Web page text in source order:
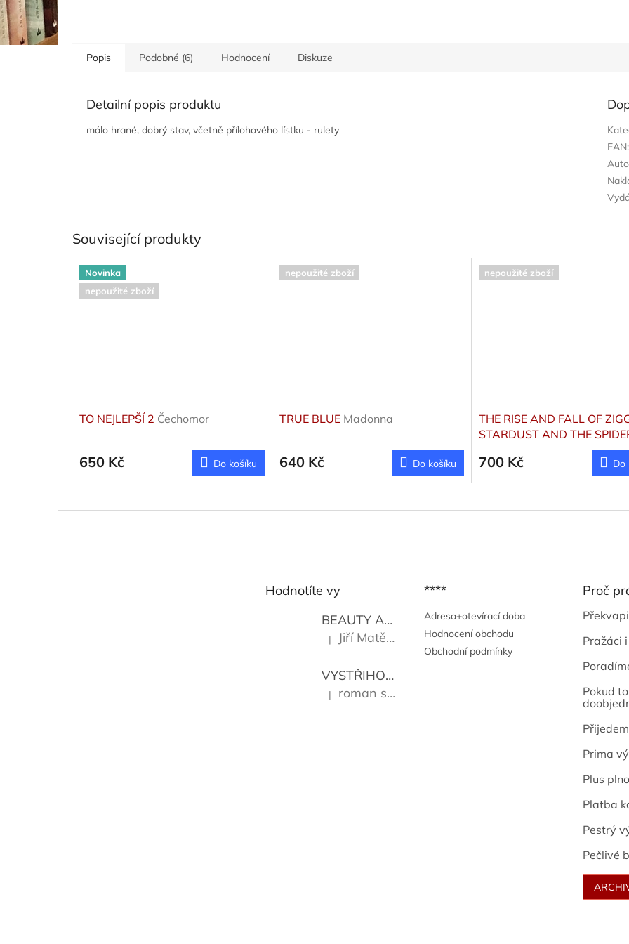
Popis Podobné (6) Hodnocení Diskuze
Detailní popis produktu
málo hrané, dobrý stav, včetně přílohového lístku - rulety
EAN:
Související produkty
Novinka
nepoužité zboží
TO NEJLEPŠÍ 2 Čechomor
650 Kč Do košíku
nepoužité zboží
TRUE BLUE Madonna
640 Kč Do košíku
nepoužité zboží
THE RISE AND FALL OF
STARDUST AND THE
Bowie David
700 Kč Do
Hodnotíte vy
BEAUTY AND THE BEAT
Go Go's
Hodnocení produktu je 5 z 5 hvězdiček.
| Jiří Matějů
VYSTŘIHOVÁNKY - PRAŽSKÉ PAMÁTKY Kropáček
Hodnocení produktu je 5 z 5 hvězdiček.
| roman sekanina
****
Adresa+otevírací doba
Hodnocení obchodu
Obchodní podmínky
Proč
Pražáci
Pokud
Prima
Plus
Platba
Pestrý
Pečlivé